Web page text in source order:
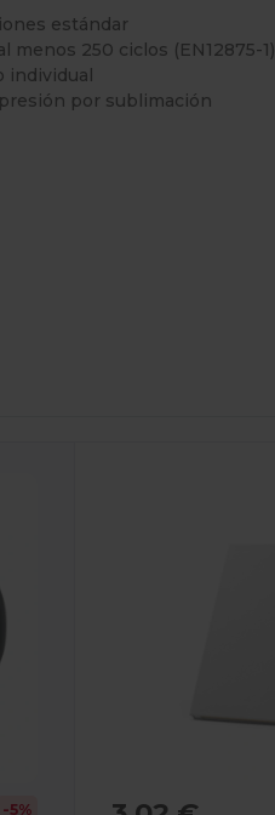
estándar
menos 250 ciclos (EN12875-1)
individual
por sublimación
-5%